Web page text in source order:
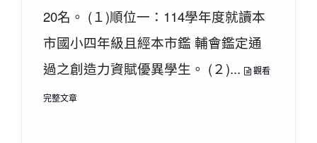
20名。 (１)順位一：114學年度就讀本
市國小四年級且經本市鑑 輔會鑑定通
過之創造力資賦優異學生。 (２)...
觀看
完整文章